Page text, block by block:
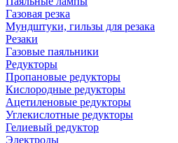
Газовая резка
Мундштуки, гильзы для резака
Резаки
Газовые паяльники
Редукторы
Пропановые редукторы
Кислородные редукторы
Ацетиленовые редукторы
Углекислотные редукторы
Гелиевый редуктор
Электроды